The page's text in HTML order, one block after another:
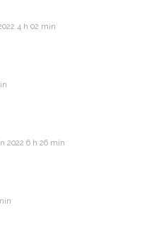
4 h 02 min
2022 6 h 26 min